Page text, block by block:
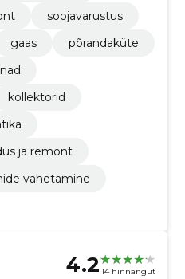
soojavarustus
gaas
põrandaküte
kollektorid
ja remont
vahetamine
4.2 14 hinnangut